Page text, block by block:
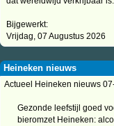
Bijgewerkt:
Vrijdag, 07 Augustus 2026
Heineken nieuws
Actueel Heineken nieuws
Gezonde leefstijl goed
bieromzet Heineken: